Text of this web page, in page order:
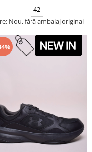
42
Nou, fără ambalaj original